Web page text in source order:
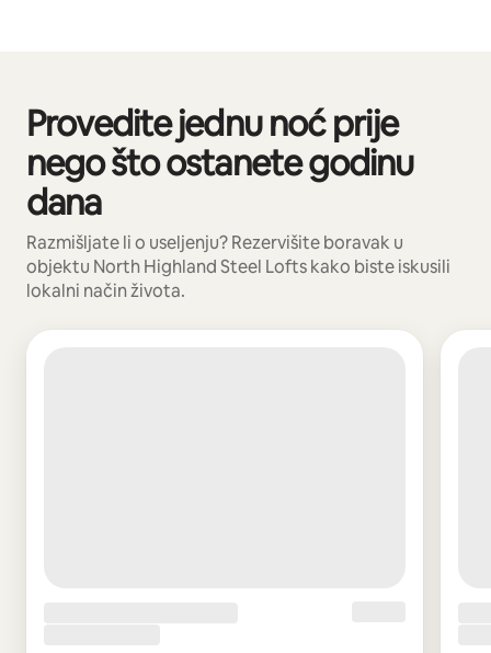
Provedite jednu noć prije
nego što ostanete godinu
dana
Razmišljate li o useljenju? Rezervišite boravak u
objektu North Highland Steel Lofts kako biste iskusili
lokalni način života.
Prikazano 0 od 0 stavki